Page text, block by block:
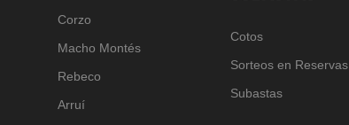
Corzo
Macho Montés
Rebeco
Arruí
Cotos
Sorteos en Reservas
Subastas